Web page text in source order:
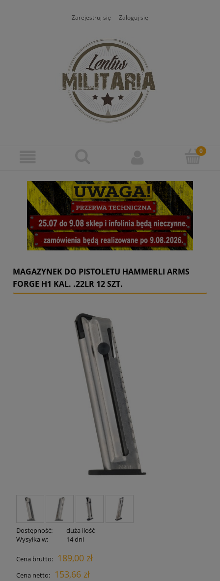
Zarejestruj się Zaloguj się
MAGAZYNEK DO PISTOLETU HAMMERLI ARMS
FORGE H1 KAL. .22LR 12 SZT.
Dostępność:
duża ilość
Wysyłka w:
14 dni
Cena brutto: 189,00 zł
Cena netto: 153,66 zł